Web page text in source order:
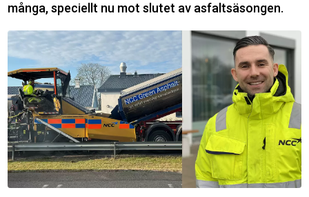
många, speciellt nu mot slutet av asfaltsäsongen.